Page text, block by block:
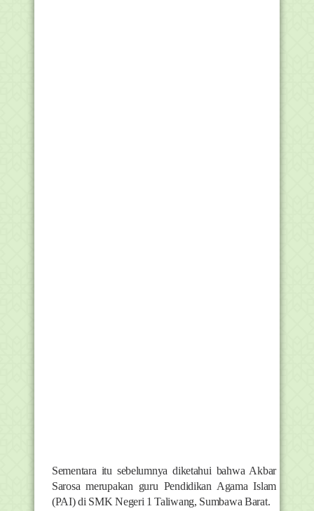
Sementara itu sebelumnya diketahui bahwa Akbar
Sarosa merupakan guru Pendidikan Agama Islam
(PAI) di SMK Negeri 1 Taliwang, Sumbawa Barat.